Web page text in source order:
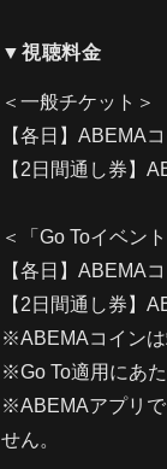
▼視聴料金
＜一般チケット＞
【各日】ABEMA
【2日間通し券】
＜「Go Toイベン
【各日】ABEMA
【2日間通し券】
※ABEMAコインは
※Go To適用にあ
※ABEMAアプリで
せん。